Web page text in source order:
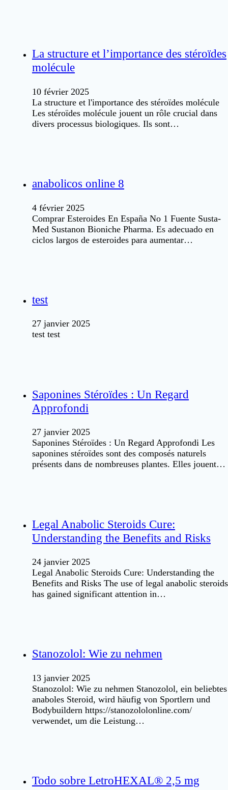
La structure et l’importance des stéroïdes
molécule
10 février 2025
La structure et l'importance des stéroïdes molécule
Les stéroïdes molécule jouent un rôle crucial dans
divers processus biologiques. Ils sont…
anabolicos online 8
4 février 2025
Comprar Esteroides En España No 1 Fuente Susta-
Med Sustanon Bioniche Pharma. Es adecuado en
ciclos largos de esteroides para aumentar…
test
27 janvier 2025
test test
Saponines Stéroïdes : Un Regard
Approfondi
27 janvier 2025
Saponines Stéroïdes : Un Regard Approfondi Les
saponines stéroïdes sont des composés naturels
présents dans de nombreuses plantes. Elles jouent…
Legal Anabolic Steroids Cure:
Understanding the Benefits and Risks
24 janvier 2025
Legal Anabolic Steroids Cure: Understanding the
Benefits and Risks The use of legal anabolic steroids
has gained significant attention in…
Stanozolol: Wie zu nehmen
13 janvier 2025
Stanozolol: Wie zu nehmen Stanozolol, ein beliebtes
anaboles Steroid, wird häufig von Sportlern und
Bodybuildern https://stanozololonline.com/
verwendet, um die Leistung…
Todo sobre LetroHEXAL® 2,5 mg